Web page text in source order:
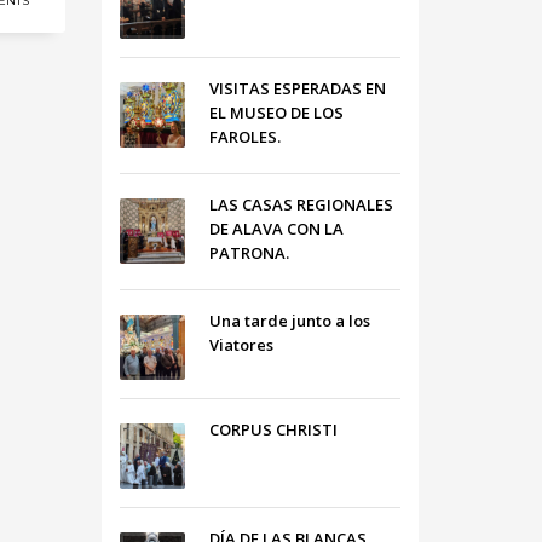
VISITAS ESPERADAS EN
EL MUSEO DE LOS
FAROLES.
LAS CASAS REGIONALES
DE ALAVA CON LA
PATRONA.
Una tarde junto a los
Viatores
CORPUS CHRISTI